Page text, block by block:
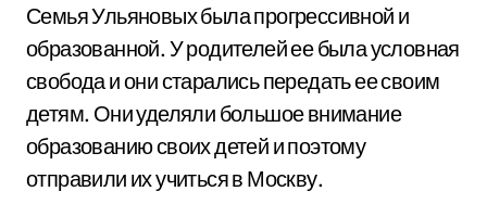
Семья Ульяновых была прогрессивной и
образованной. У родителей ее была условная
свобода и они старались передать ее своим
детям. Они уделяли большое внимание
образованию своих детей и поэтому
отправили их учиться в Москву.